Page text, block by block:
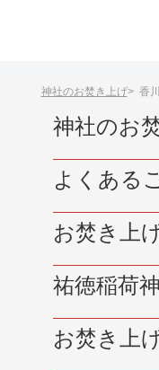
神社のお焚き上げ 香
神社のお
よくある
お焚き上
祐徳稲荷
お焚き上